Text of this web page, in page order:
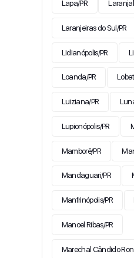
Lapa/PR
Laranjeiras do Sul/PR
Lidianópolis/PR
Loanda/PR
Luiziana/PR
Lupionópolis/PR
Mamborê/PR
Mandaguari/PR
Manfrinópolis/PR
Manoel Ribas/PR
Marechal Cândido